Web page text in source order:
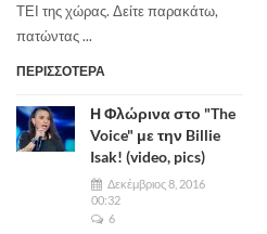
ΤΕΙ της χώρας. Δείτε παρακάτω,
πατώντας ...
ΠΕΡΙΣΣΟΤΕΡΑ
Η Φλώρινα στο "The
Voice" με την Billie
Isak! (video, pics)
Δεκέμβριος 8, 2016
00:32
6